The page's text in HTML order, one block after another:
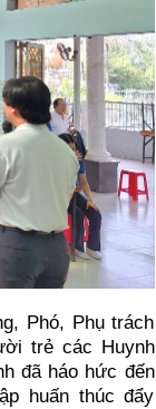
Phó, Phụ trách
trẻ các Huynh
đã háo hức đến
huấn thúc đẩy